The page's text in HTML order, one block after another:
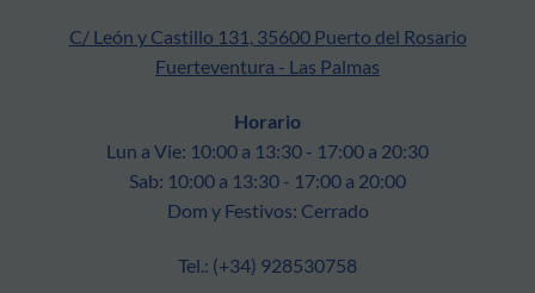
C/ León y Castillo 131, 35600 Puerto del Rosario
Fuerteventura - Las Palmas
Horario
Lun a Vie: 10:00 a 13:30 - 17:00 a 20:30
Sab: 10:00 a 13:30 - 17:00 a 20:00
Dom y Festivos: Cerrado
Tel.: (+34) 928530758